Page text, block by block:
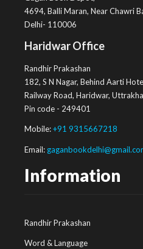
4694, Balli Maran, Near Chawri
Delhi- 110006
Haridwar Office
Randhir Prakashan
182, S N Nagar, Behind Aarti
Railway Road, Haridwar,
Pin code - 249401
Mobile:+91 9315667218
Email:
Information
Randhir Prakashan
Word & Language